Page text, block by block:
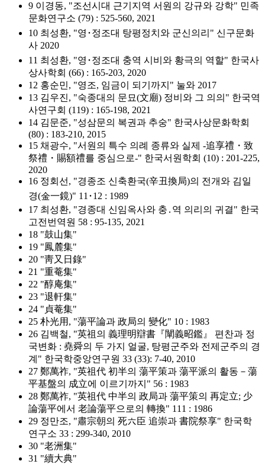
9 이경동, "조선시대 근기지역 서원의 강규와 강학" 민족
문화연구소 (79) : 525-560, 2021
10 최성환, "영･정조대 탕평정치와 군신의리" 신구문화
사 2020
11 최성환, "영･정조대 충역 시비와 황극의 역할" 한국사
상사학회 (66) : 165-203, 2020
12 홍순민, "영조, 임금이 되기까지" 눌와 2017
13 김우진, "숙종대의 문묘(文廟) 정비와 그 의의" 한국역
사연구회 (119) : 165-198, 2021
14 김문준, "성삼문의 복권과 추숭" 한국사상문화학회
(80) : 183-210, 2015
15 채광수, "서원의 특수 의례 종류와 실제 -追享禮・致
祭禮・賜額禮를 중심으로-" 한국서원학회 (10) : 201-225,
2020
16 정회선, "경종조 신축환국(辛丑換局)의 전개와 김일
경(金一鏡)" 11･12 : 1989
17 최성환, "경종대 신임옥사와 충․역 의리의 귀결" 한국
고전번역원 58 : 95-135, 2021
18 "鼓山集"
19 "鳳麓集"
20 "靑又日錄"
21 "重菴集"
22 "醇庵集"
23 "退軒集"
24 "貞菴集"
25 朴光用, "蕩平論과 政局의 變化" 10 : 1983
26 김백철, "英祖의 義理明辯書『闡義昭鑑』 편찬과 정
국변화 : 堯舜의 두 가지 얼굴, 탕평군주와 전제군주의 경
계" 한국학중앙연구원 33 (33): 7-40, 2010
27 鄭萬祚, "英祖代 初半의 蕩平策과 蕩平派의 활동－蕩
平基盤의 成立에 이르기까지" 56 : 1983
28 鄭萬祚, "英祖代 中半의 政局과 蕩平策의 再定立; 少
論蕩平에서 老論蕩平으로의 轉換" 111 : 1986
29 정만조, "肅宗朝의 死六臣 追崇과 書院祭享" 한국학
연구소 33 : 299-340, 2010
30 "老洲集"
31 "續大典"